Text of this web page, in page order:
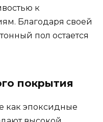
к
Благодаря своей
пол остается
покрытия
как эпоксидные